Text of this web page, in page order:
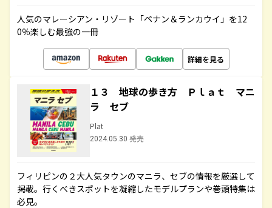
人気のマレーシアン・リゾート「ペナン＆ランカウイ」を12
0％楽しむ最強の一冊
詳細を見る
１３ 地球の歩き方 Ｐｌａｔ マニ
ラ セブ
Plat
2024.05.30 発売
フィリピンの２大人気タウンのマニラ、セブの情報を厳選して
掲載。行くべきスポットを凝縮したモデルプランや巻頭特集は
必見。